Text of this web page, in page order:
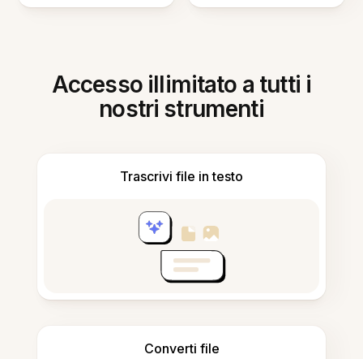
Accesso illimitato a tutti i
nostri strumenti
Trascrivi file in testo
Converti file